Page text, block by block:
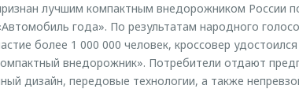
лучшим компактным внедорожником России
года». По результатам народного
более 1 000 000 человек, кроссовер
внедорожник». Потребители отдают
дизайн, передовые технологии, а также